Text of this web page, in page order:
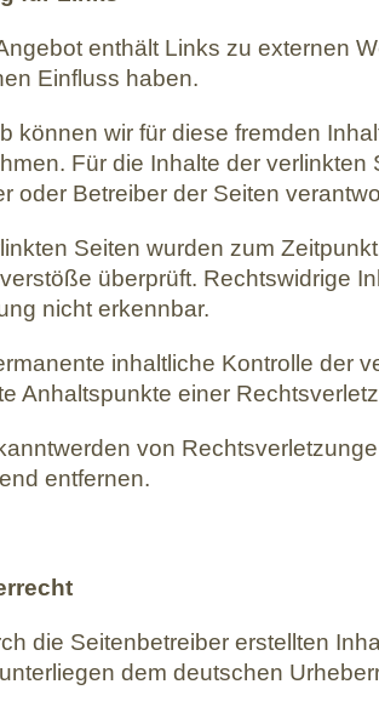
enthält Links zu externen
Einfluss haben.
können wir für diese fremden
Für die Inhalte der verlinkten
oder Betreiber der Seiten
Seiten wurden zum
überprüft. Rechtswidrige
nicht erkennbar.
inhaltliche Kontrolle der
Anhaltspunkte einer
von
entfernen.
die Seitenbetreiber erstellten
dem deutschen